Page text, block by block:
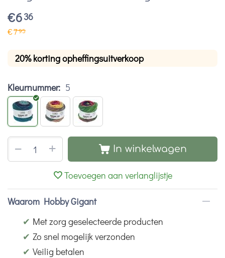
€636
€795
20% korting opheffingsuitverkoop
Kleurnummer: 5
+
− In winkelwagen
Toevoegen aan verlanglijstje
Waarom Hobby Gigant
✔ Met zorg geselecteerde producten
✔ Zo snel mogelijk verzonden
✔ Veilig betalen